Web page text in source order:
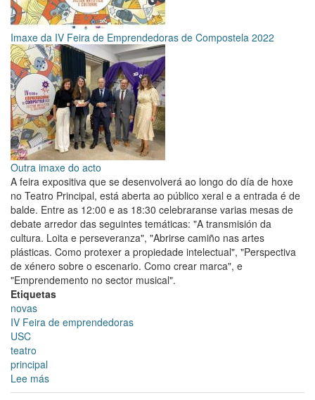
Imaxe da IV Feira de Emprendedoras de Compostela 2022
Outra imaxe do acto
A feira expositiva que se desenvolverá ao longo do día de hoxe
no Teatro Principal, está aberta ao público xeral e a entrada é de
balde. Entre as 12:00 e as 18:30 celebraranse varias mesas de
debate arredor das seguintes temáticas: "A transmisión da
cultura. Loita e perseveranza", "Abrirse camiño nas artes
plásticas. Como protexer a propiedade intelectual", "Perspectiva
de xénero sobre o escenario. Como crear marca", e
"Emprendemento no sector musical".
Etiquetas
novas
IV Feira de emprendedoras
USC
teatro
principal
Lee más
O